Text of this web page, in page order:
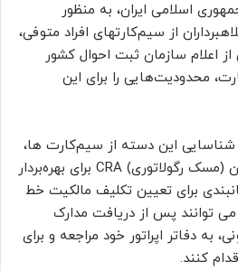
اسلامی ایران، به منظور
از سیم‌کارتهای افراد متوفی،
اعلام سازمان ثبت احوال کشور
محدودیت‌هایی را برای این
این دسته از سیم‌کارت ها،
پیامک اطلاع رسانی با عنوان (مسک رگولاتوری) CRA برای بهره‌بردار
برای تعیین تکلیف مالکیت خط
توانند پس از دریافت مدارک
به دفاتر اپراتور خود مراجعه و برای
کنند.